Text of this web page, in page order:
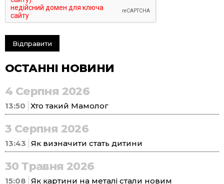
ОСТАННІ НОВИНИ
4 Серпня 2026
13:50 Хто такий Мамолог
3 Серпня 2026
13:43 Як визначити стать дитини
30 Травня 2026
15:08 Як картини на металі стали новим